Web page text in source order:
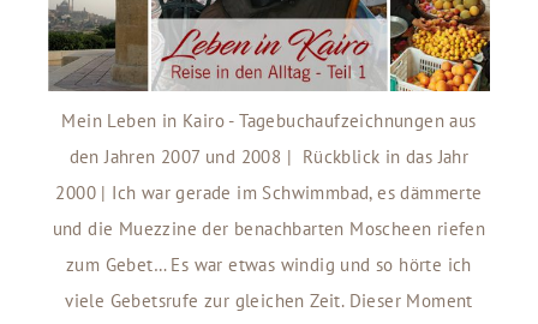
Mein Leben in Kairo - Tagebuchaufzeichnungen aus
den Jahren 2007 und 2008 | Rückblick in das Jahr
2000 | Ich war gerade im Schwimmbad, es dämmerte
und die Muezzine der benachbarten Moscheen riefen
zum Gebet… Es war etwas windig und so hörte ich
viele Gebetsrufe zur gleichen Zeit. Dieser Moment